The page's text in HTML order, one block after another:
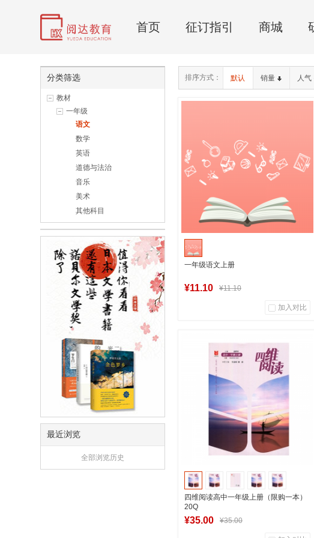
首页 征订指引 商城
分类筛选
教材
一年级
语文
数学
英语
道德与法治
音乐
美术
其他科目
最近浏览
全部浏览历史
排序方式： 默认 销量 人气
一年级语文上册
¥11.10 ¥11.10
加入对比
商品销量
用户评论
湖南新华图书专营店
到货通知
四维阅读高中一年级上册（限购一本）
20Q
¥35.00 ¥35.00